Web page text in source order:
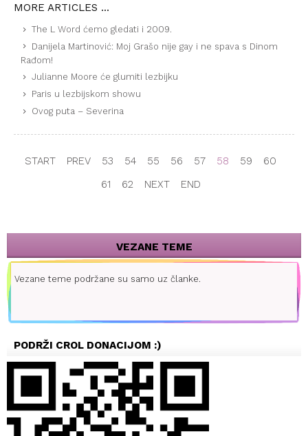
MORE ARTICLES ...
The L Word ćemo gledati i 2009.
Danijela Martinović: Moj Grašo nije gay i ne spava s Dinom
Rađom!
Julianne Moore će glumiti lezbijku
Paris u lezbijskom showu
Ovog puta – Severina
START PREV 53 54 55 56 57 58 59
60
61
62 NEXT END
VEZANE TEME
Vezane teme podržane su samo uz članke.
PODRŽI CROL DONACIJOM :)